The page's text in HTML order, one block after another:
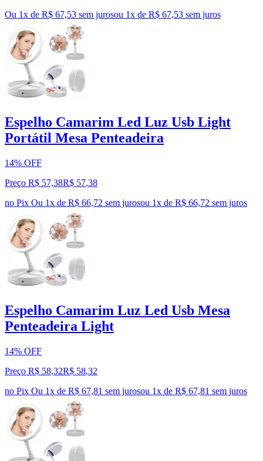
Ou 1x de R$ 67,53 sem jurosou 1x de R$ 67,53 sem juros
Espelho Camarim Led Luz Usb Light
Portátil Mesa Penteadeira
14% OFF
Preço R$ 57,38R$ 57,38
no Pix Ou 1x de R$ 66,72 sem jurosou 1x de R$ 66,72 sem juros
Espelho Camarim Luz Led Usb Mesa
Penteadeira Light
14% OFF
Preço R$ 58,32R$ 58,32
no Pix Ou 1x de R$ 67,81 sem jurosou 1x de R$ 67,81 sem juros